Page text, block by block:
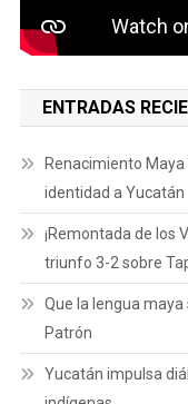
ENTRADAS
Renacimiento
identidad a Yucatán
¡Remontada de los
triunfo 3-2 sobre
Que la lengua
Patrón
Yucatán impulsa